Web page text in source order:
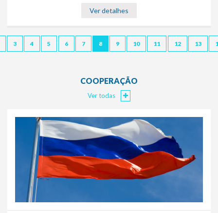
Ver detalhes
3 4 5 6 7 8 9 10 11 12 13
COOPERAÇÃO
Ver todas